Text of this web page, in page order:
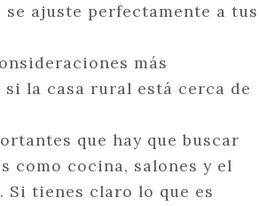
ajuste perfectamente a tus
más
la casa rural está cerca de
que hay que buscar
como cocina, salones y el
Si tienes claro lo que es